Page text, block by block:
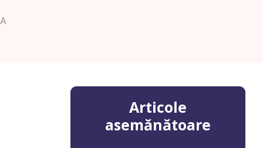
Articole
asemănătoare